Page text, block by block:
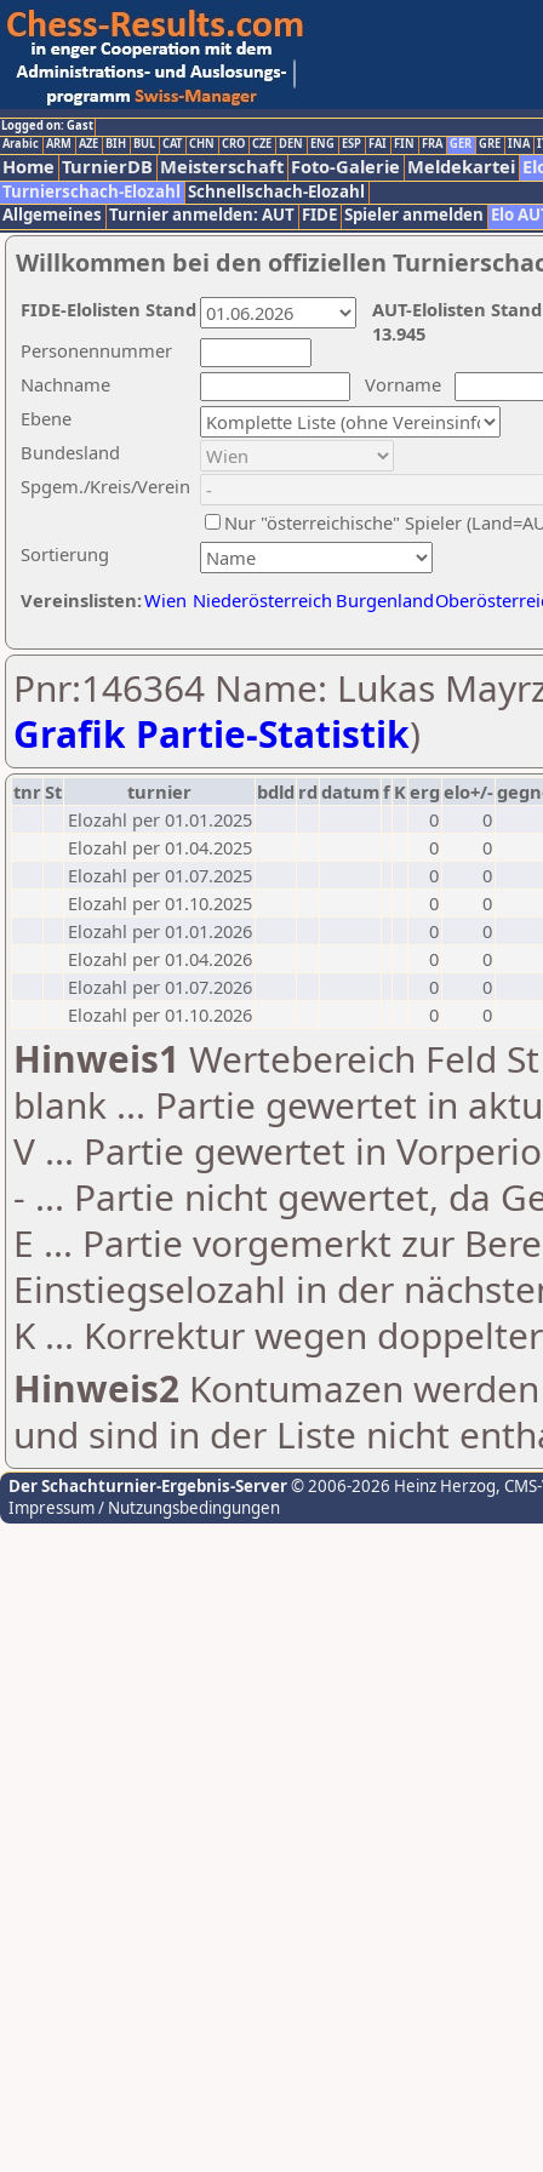
Logged on: Gast
Arabic ARM AZE BIH BUL CAT CHN CRO CZE DEN ENG ESP FAI FIN FRA GER GRE INA
Home TurnierDB Meisterschaft Foto-Galerie Meldekartei
Turnierschach-Elozahl Schnellschach-Elozahl
Allgemeines Turnier anmelden: AUT FIDE Spieler anmelden Elo
Willkommen bei den offiziellen
Nachname
Vorname
Ebene
Sortierung
Personennummer
Bundesland
Spgem./Kreis/Verein
Nur "österreichische" Spieler
Vereinslisten:Wien Niederösterreich Burgenland
AUT-Elolisten
13.945
FIDE-Elolisten Stand
Pnr:146364 Name: Lukas
Grafik Partie-Statistik)
tnrSt turnier bdld rd datumf Kerg elo+/-
Elozahl per 01.01.2025
0
0
Elozahl per 01.04.2025
0
0
Elozahl per 01.07.2025
0
0
Elozahl per 01.10.2025
0
0
Elozahl per 01.01.2026
0
0
Elozahl per 01.04.2026
0
0
Elozahl per 01.07.2026
0
0
Elozahl per 01.10.2026
0 0
Hinweis1 Wertebereich Feld
blank ... Partie gewertet in
V ... Partie gewertet in
- ... Partie nicht gewertet, da
E ... Partie vorgemerkt zur
Einstiegselozahl in der
K ... Korrektur wegen
Hinweis2 Kontumazen
und sind in der Liste nicht
Der Schachturnier-Ergebnis-Server© 2006-2026 Heinz Herzog,
Impressum / Nutzungsbedingungen